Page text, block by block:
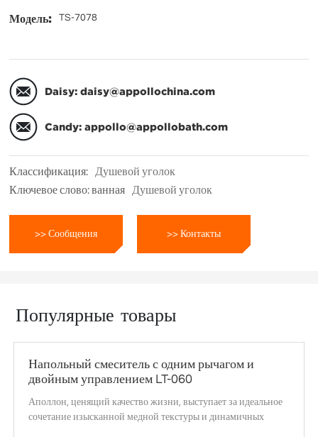
ВИДЕО
Модель: TS-7078
Daisy: daisy@appollochina.com
Candy: appollo@appollobath.com
Классификация:
Душевой уголок
Ключевое слово: ванная
Душевой уголок
>> Сообщения >> Контакты
Популярные товары
Напольный смеситель с одним рычагом и
двойным управлением LT-060
Аполлон, ценящий качество жизни, выступает за идеальное
сочетание изысканной медной текстуры и динамичных